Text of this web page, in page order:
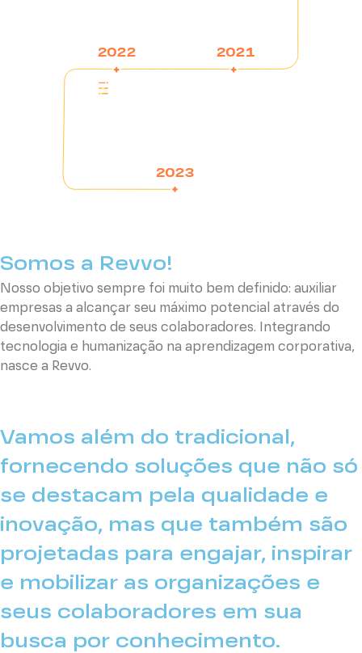
Somos a Revvo!
Nosso objetivo sempre foi muito bem definido: auxiliar
empresas a alcançar seu máximo potencial através do
desenvolvimento de seus colaboradores. Integrando
tecnologia e humanização na aprendizagem corporativa,
nasce a Revvo.
Vamos além do tradicional,
fornecendo soluções que não só
se destacam pela qualidade e
inovação, mas que também são
projetadas para engajar, inspirar
e mobilizar as organizações e
seus colaboradores em sua
busca por conhecimento.